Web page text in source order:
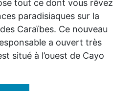
tout ce dont vous rêvez
paradisiaques sur la
Caraïbes. Ce nouveau
a ouvert très
situé à l’ouest de Cayo